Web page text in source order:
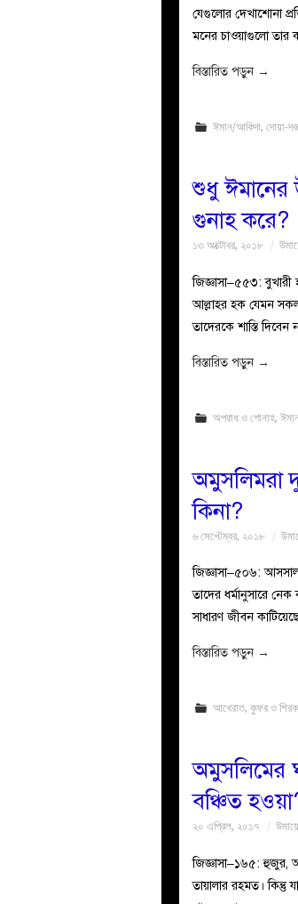
যেগুলোর দেখাশোনা
মনের চাওয়াগুলো তার
বিস্তারিত পড়ুন →
ঈমান/আকিদা,দোয়া-
শুধু ঈমানের
গুনাহ করে?
১৩ অক্টোবর, ২০১৮
জিজ্ঞাসা–৫৫৩:
আল্লাহর হক যেমন সকল
তাদেরকে শাস্তি দিবেন
বিস্তারিত পড়ুন →
অপরাধ ও গোনাহ,
অমুসলিমরা
কিনা?
৬ সেপ্টেম্বর, ২০১৮
জিজ্ঞাসা–৫০৬:
তাদের ধর্মানুসারে
সাধারণ জীবন
বিস্তারিত পড়ুন →
আখেরাত,কুফর ও শিরক
অমুসলিমের
বঞ্চিত
২০ এপ্রিল, ২০১৭
জিজ্ঞাসা–১৬৫: হুজুর,
তায়ালার রহমত। কিন্তু